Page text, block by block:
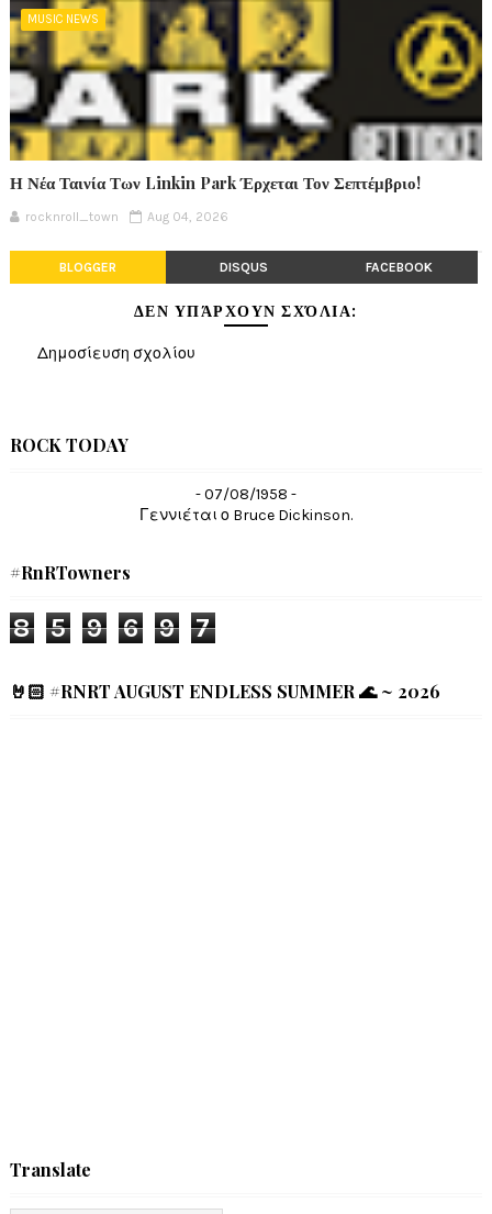
MUSIC NEWS
Η Νέα Ταινία Των Linkin Park Έρχεται Τον Σεπτέμβριο!
rocknroll_town Aug 04, 2026
BLOGGER DISQUS FACEBOOK
ΔΕΝ ΥΠΆΡΧΟΥΝ ΣΧΌΛΙΑ:
Δημοσίευση σχολίου
ROCK TODAY
- 07/08/1958 -
Γεννιέται ο Bruce Dickinson.
#RnRTowners
8 5 9 6 9 7
🤘🏻 #RNRT AUGUST ENDLESS SUMMER 🌊 ~ 2026
Translate